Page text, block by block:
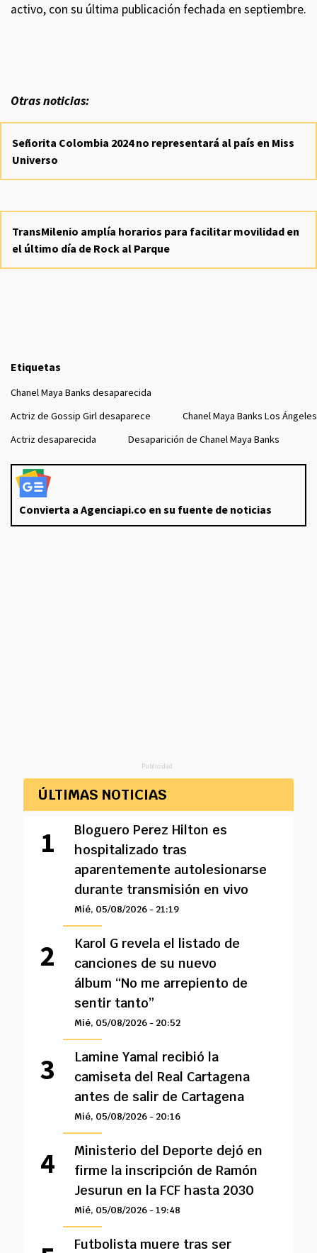
activo, con su última publicación fechada en septiembre.
Otras noticias:
Señorita Colombia 2024 no representará al país en Miss
Universo
TransMilenio amplía horarios para facilitar movilidad en
el último día de Rock al Parque
Etiquetas
Chanel Maya Banks desaparecida
Actriz de Gossip Girl desaparece
Chanel Maya Banks Los Ángeles
Actriz desaparecida
Desaparición de Chanel Maya Banks
Convierta a Agenciapi.co en su fuente de noticias
Publicidad
ÚLTIMAS NOTICIAS
Bloguero Perez Hilton es
hospitalizado tras
aparentemente autolesionarse
durante transmisión en vivo
Mié, 05/08/2026 - 21:19
Karol G revela el listado de
canciones de su nuevo
álbum “No me arrepiento de
sentir tanto”
Mié, 05/08/2026 - 20:52
Lamine Yamal recibió la
camiseta del Real Cartagena
antes de salir de Cartagena
Mié, 05/08/2026 - 20:16
Ministerio del Deporte dejó en
firme la inscripción de Ramón
Jesurun en la FCF hasta 2030
Mié, 05/08/2026 - 19:48
Futbolista muere tras ser